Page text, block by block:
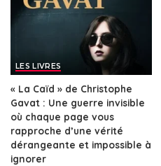
LES LIVRES
« La Caïd » de Christophe
Gavat : Une guerre invisible
où chaque page vous
rapproche d’une vérité
dérangeante et impossible à
ignorer